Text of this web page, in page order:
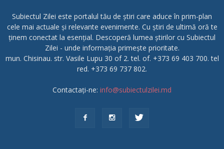
Subiectul Zilei este portalul tău de știri care aduce în prim-plan
cele mai actuale și relevante evenimente. Cu știri de ultimă oră te
ținem conectat la esențial. Descoperă lumea știrilor cu Subiectul
Zilei - unde informația primește prioritate.
mun. Chisinau. str. Vasile Lupu 30 of 2. tel. of. +373 69 403 700. tel
red. +373 69 737 802.
Contactați-ne: info@subiectulzilei.md